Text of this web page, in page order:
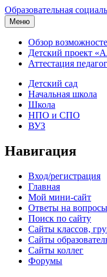
Образовательная
Меню
Обзор
Детский проект
Аттестация
Детский сад
Начальная школа
Школа
НПО и СПО
ВУЗ
Навигация
Вход/регистрация
Главная
Мой мини-сайт
Ответы на вопросы
Поиск по сайту
Сайты классов,
Сайты
Сайты коллег
Форумы